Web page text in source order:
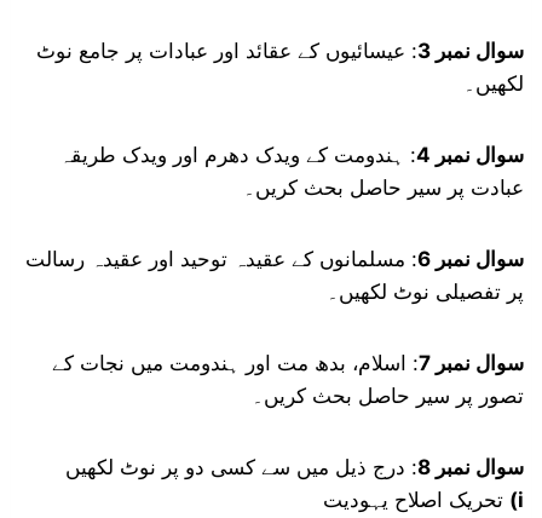
سوال نمبر 3 : عیسائیوں کے عقائد اور عبادات پر جامع نوٹ
لکھیں۔
سوال نمبر 4
: ہندومت کے ویدک دھرم اور ویدک طریقہ
عبادت پر سیر حاصل بحث کریں۔
سوال نمبر 6 : مسلمانوں کے عقیدہ توحید اور عقیدہ رسالت
پر تفصیلی نوٹ لکھیں۔
سوال نمبر 7 : اسلام، بدھ مت اور ہندومت میں نجات کے
تصور پر سیر حاصل بحث کریں۔
سوال نمبر 8 : درج ذیل میں سے کسی دو پر نوٹ لکھیں
تحریک اصلاح یہودیت (i